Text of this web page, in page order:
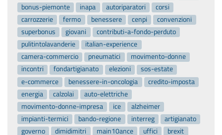
bonus-piemonte
inapa autoriparatori
corsi
carrozzerie
fermo benessere cenpi
convenzioni
superbonus
giovani
contributi-a-fondo-perduto
pulitintolavanderie
italian-experience
camera-commercio
pneumatici
movimento-donne
incontri
fondartigianato elezioni
sos-estate
e-commerce
benessere-in-oncologia
credito-imposta
energia
calzolai
auto-elettriche
movimento-donne-impresa
ice
alzheimer
impianti-termici
bando-regione interreg
artigianato
governo
dimidimitri main10ance uffici brexit